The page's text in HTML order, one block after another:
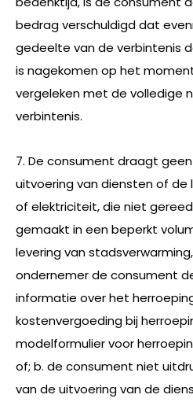
bedrag verschuldigd dat
gedeelte van de verbintenis
is nagekomen op het
vergeleken met de volledige
verbintenis.
7. De consument draagt
uitvoering van diensten of de
of elektriciteit, die niet
gemaakt in een beperkt
levering van
ondernemer de consument
informatie over het
kostenvergoeding bij
modelformulier voor
of; b. de consument niet
van de uitvoering van de